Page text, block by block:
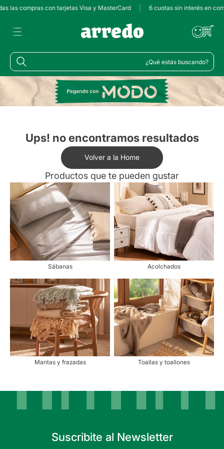
las compras con tarjetas Visa y MasterCard 6 cuotas sin interés en
¿Qué estás buscando?
Ups! no encontramos resultados
Volver a la Home
Productos que te pueden gustar
Sábanas Acolchados
Mantas y frazadas Toallas y toallones
Suscribite al Newsletter